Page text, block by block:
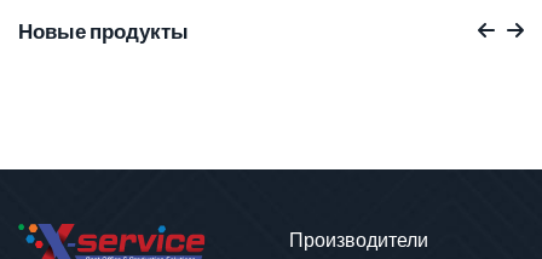
Новые продукты
Производители